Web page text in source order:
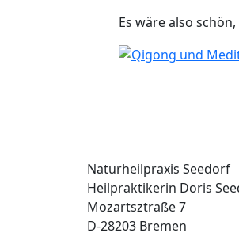
Es wäre also
Naturheilpraxis Seedorf
Heilpraktikerin Doris
Mozartsztraße 7
D-28203 Bremen